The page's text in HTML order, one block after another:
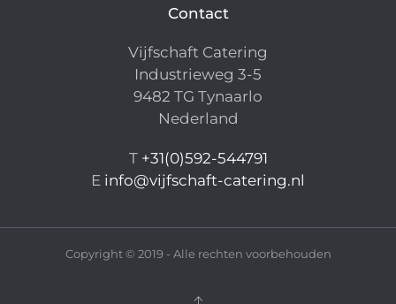
Contact
Vijfschaft Catering
Industrieweg 3-5
9482 TG Tynaarlo
Nederland
T +31(0)592-544791
E info@vijfschaft-catering.nl
Copyright © 2019 - Alle rechten voorbehouden